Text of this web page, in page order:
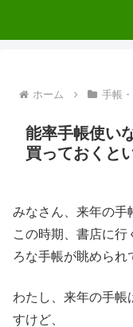
ホーム 手帳
能率手帳使い
買っておくと
みなさん、来年の手
この時期、書店に行
ろな手帳が眺められ
わたし、来年の手帳
すけど、